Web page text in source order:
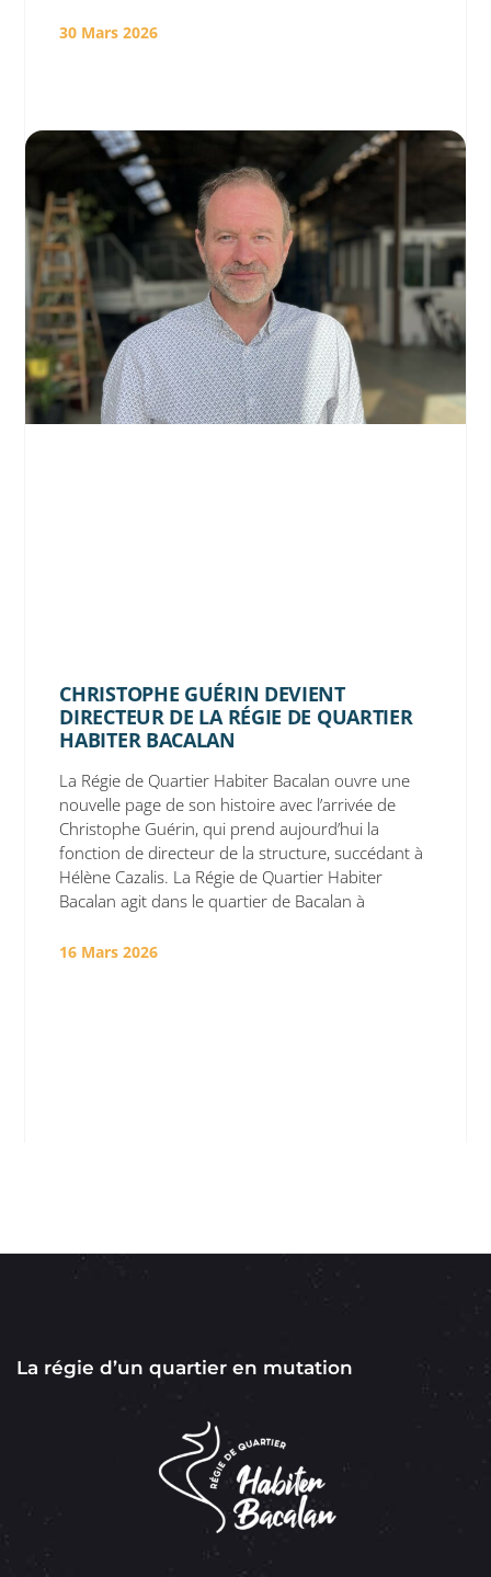
30 Mars 2026
CHRISTOPHE GUÉRIN DEVIENT
DIRECTEUR DE LA RÉGIE DE QUARTIER
HABITER BACALAN
La Régie de Quartier Habiter Bacalan ouvre une
nouvelle page de son histoire avec l’arrivée de
Christophe Guérin, qui prend aujourd’hui la
fonction de directeur de la structure, succédant à
Hélène Cazalis. La Régie de Quartier Habiter
Bacalan agit dans le quartier de Bacalan à
16 Mars 2026
La régie d’un quartier en mutation